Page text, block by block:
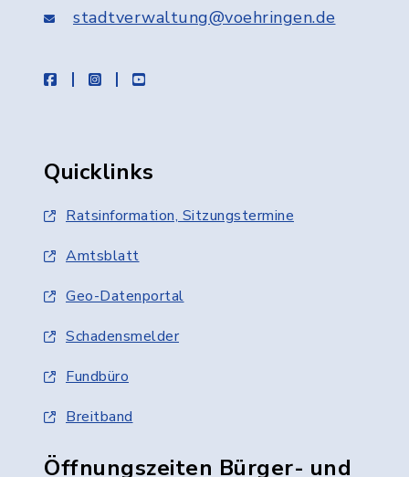
stadtverwaltung@voehringen.de
facebookinstagramyoutube
Quicklinks
Ratsinformation, Sitzungstermine
Amtsblatt
Geo-Datenportal
Schadensmelder
Fundbüro
Breitband
Öffnungszeiten Bürger- und